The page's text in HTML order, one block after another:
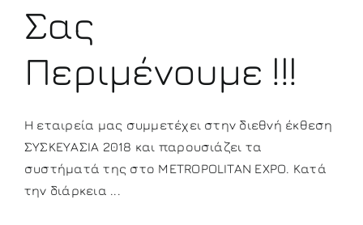
Σας
Περιμένουμε !!!
Η εταιρεία μας συμμετέχει στην διεθνή έκθεση
ΣΥΣΚΕΥΑΣΙΑ 2018 και παρουσιάζει τα
συστήματά της στο METROPOLITAN EXPO. Κατά
την διάρκεια ...